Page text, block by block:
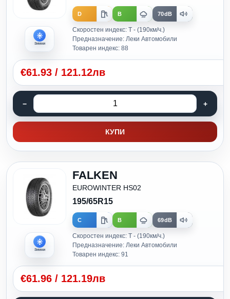
Зимни
D B 70dB
Скоростен индекс: T - (190км/ч.)
Предназначение: Леки Автомобили
Товарен индекс: 88
€61.93 / 121.12лв
КУПИ
Зимни
FALKEN
EUROWINTER HS02
195/65R15
C B 69dB
Скоростен индекс: T - (190км/ч.)
Предназначение: Леки Автомобили
Товарен индекс: 91
€61.96 / 121.19лв